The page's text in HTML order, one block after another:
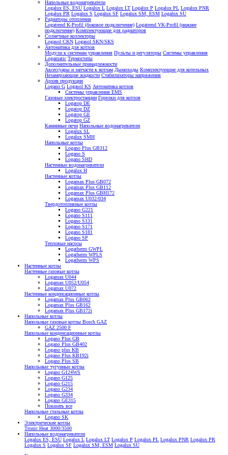
Напольные водонагреватели
Logalux ES, ESU Logalux L Logalux LT Logalux P Logalux PL Logalux PNR
Logalux PR Logalux S Logalux SF Logalux SM, ESM Logalux SU
Радиаторы отопления
Logatrend K-Profil (боковое подключение) Logatrend VK-Profil (нижнее
подключение) Комплектующие для радиаторов
Солнечные коллекторы
Logasol CKN Logasol SKN/SKS
Автоматика для котлов
Модули к системам управления Пульты и регуляторы Системы управления
Logamatic Термостаты
Дополнительные принадлежности
Аксессуары и запчасти к котлам Дымоходы Комплектующие для котельных
Незамерзающие жидкости Стабилизаторы напряжения
Архив продукции
Logano G Logasol KS Автоматика котлов
Системы управления EMS
Газовые электростанции Горелки для котлов
Logatop DE
Logatop DZ
Logatop GE
Logatop GZ
Каминные печи Напольные водонагреватели
Logalux SL
Logalux SMH
Напольные котлы
Logano Plus GB312
Logano S
Logano SHD
Настенные водонагреватели
Logalux H
Настенные котлы
Logamax Plus GB072
Logamax Plus GB112
Logamax Plus GBH172
Logamax U032/034
Твердотопливные котлы
Logano G221
Logano S111
Logano S131
Logano S171
Logano S181
Logano SP
Тепловые насосы
Logatherm GWPL
Logatherm WPLS
Logatherm WPS
Настенные котлы
Настенные газовые котлы
Logamax U044
Logamax U052/U054
Logamax U072
Настенные конденсационные котлы
Logamax Plus GB062
Logamax Plus GB162
Logamax Plus GB172i
Напольные котлы
Напольные газовые котлы Bosch GAZ
GAZ 2500 F
Напольные конденсационные котлы
Logano Plus GB
Logano Plus GB402
Logano plus KB
Logano Plus KB192i
Logano Plus SB
Напольные чугунные котлы
Logano G124WS
Logano G125
Logano G215
Logano G234
Logano G334
Logano GE315
Показать все
Напольные стальные котлы
Logano SK
Электрические котлы
Tronic Heat 3000/3500
Напольные водонагреватели
Logalux ES, ESU Logalux L Logalux LT Logalux P Logalux PL Logalux PNR Logalux PR
Logalux S Logalux SF Logalux SM, ESM Logalux SU